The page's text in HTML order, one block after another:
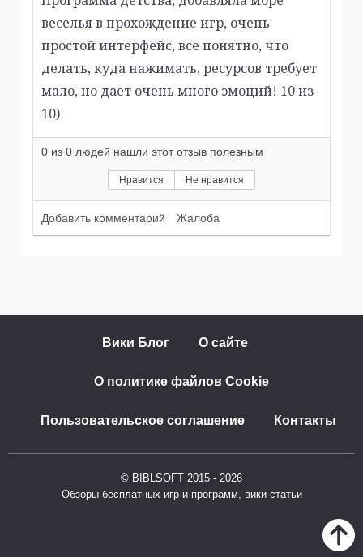
веселья в прохождение игр, очень
простой интерфейс, все понятно, что
делать, куда нажимать, ресурсов требует
мало, но дает очень много эмоций! 10 из
10)
0 из 0 людей нашли этот отзыв полезным
Нравится Не нравится
Добавить комментарий Жалоба
Вики Блог О сайте
О политике файлов Cookie
Пользовательское соглашение Контакты
© BIBLSOFT 2015 - 2026
Обзоры бесплатных игр и программ, вики статьи